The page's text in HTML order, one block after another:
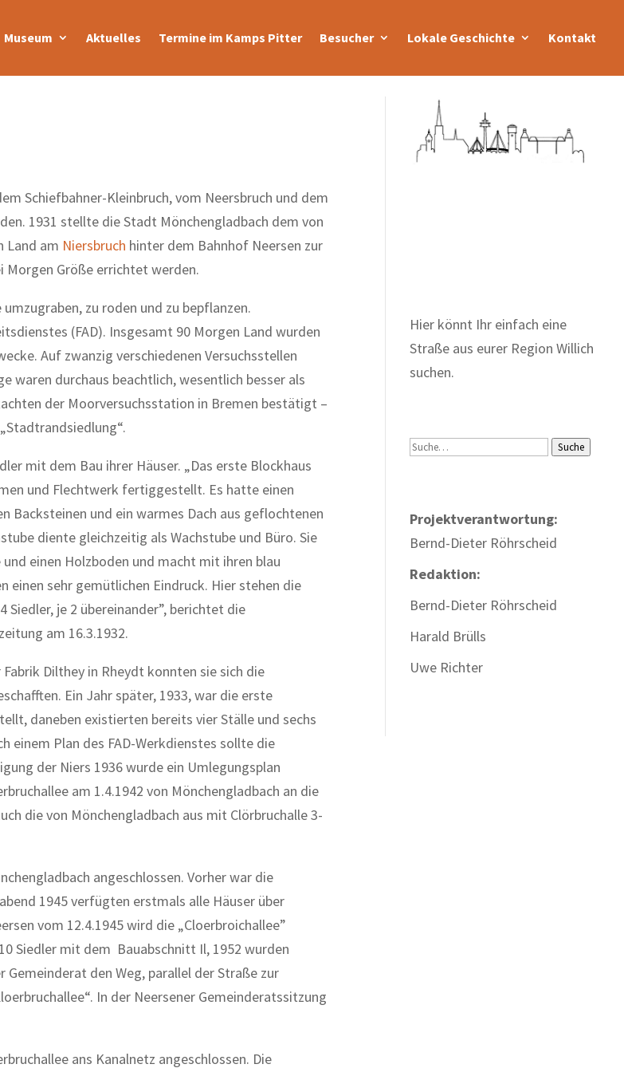
Museum Aktuelles Termine im Kamps Pitter Besucher Lokale Geschichte Kontakt
Schiefbahner-Kleinbruch, vom Neersbruch und dem
1931 stellte die Stadt Mönchengladbach dem von
Land am Niersbruch hinter dem Bahnhof Neersen zur
Größe errichtet werden.
zu roden und zu bepflanzen.
(FAD). Insgesamt 90 Morgen Land wurden
Auf zwanzig verschiedenen Versuchsstellen
waren durchaus beachtlich, wesentlich besser als
der Moorversuchsstation in Bremen bestätigt –
mit dem Bau ihrer Häuser. „Das erste Blockhaus
und Flechtwerk fertiggestellt. Es hatte einen
Backsteinen und ein warmes Dach aus geflochtenen
diente gleichzeitig als Wachstube und Büro. Sie
einen Holzboden und macht mit ihren blau
einen sehr gemütlichen Eindruck. Hier stehen die
Siedler, je 2 übereinander”, berichtet die
am 16.3.1932.
Fabrik Dilthey in Rheydt konnten sie sich die
Ein Jahr später, 1933, war die erste
daneben existierten bereits vier Ställe und sechs
einem Plan des FAD-Werkdienstes sollte die
der Niers 1936 wurde ein Umlegungsplan
am 1.4.1942 von Mönchengladbach an die
die von Mönchengladbach aus mit Clörbruchalle 3-
angeschlossen. Vorher war die
1945 verfügten erstmals alle Häuser über
vom 12.4.1945 wird die „Cloerbroichallee”
Siedler mit dem Bauabschnitt Il, 1952 wurden
den Weg, parallel der Straße zur
In der Neersener Gemeinderatssitzung
ans Kanalnetz angeschlossen. Die
Hier könnt Ihr einfach eine
Straße aus eurer Region Willich
suchen.
Suche Suche
Projektverantwortung:
Bernd-Dieter Röhrscheid
Redaktion:
Bernd-Dieter Röhrscheid
Harald Brülls
Uwe Richter